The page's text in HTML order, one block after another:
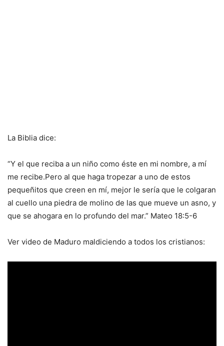
La Biblia dice:
“Y el que reciba a un niño como éste en mi nombre, a mí
me recibe.Pero al que haga tropezar a uno de estos
pequeñitos que creen en mí, mejor le sería que le colgaran
al cuello una piedra de molino de las que mueve un asno, y
que se ahogara en lo profundo del mar.” Mateo 18:5-6
Ver video de Maduro maldiciendo a todos los cristianos: